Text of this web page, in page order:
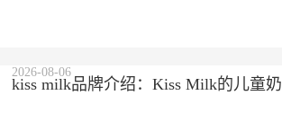
kiss milk品牌介绍：Kiss Milk的儿童奶
2026-08-06